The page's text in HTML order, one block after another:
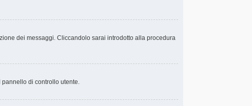
dei messaggi. Cliccandolo sarai introdotto alla procedura
pannello di controllo utente.